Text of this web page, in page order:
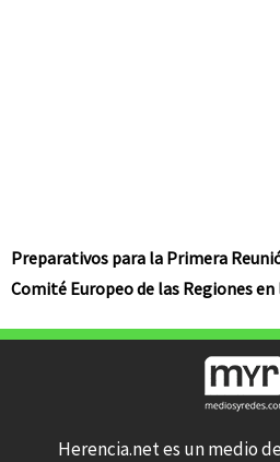
Preparativos para la Primera
Comité Europeo de las Regiones
Herencia.net es un medio